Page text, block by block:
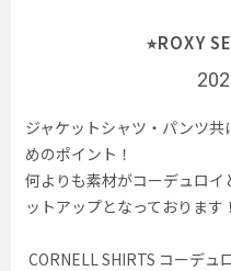
⭐︎ROXY
ジャケットシャツ・パンツ
めのポイント！
何よりも素材がコーデュロ
ットアップとなっております！
CORNELL SHIRTS コーデュ